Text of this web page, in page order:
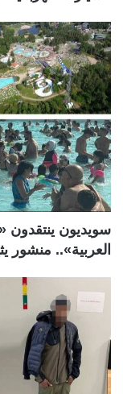
سويديون ينتقدون
العربية».. منشور